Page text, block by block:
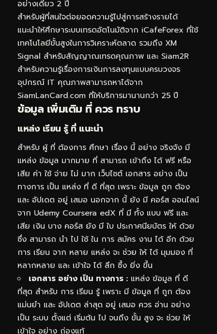
อย่างเดียว 2 ปี
สำหรับผู้ที่สนใจต่อยอดความรู้ไปสู่การสร้างรายได้
แนะนำให้ศึกษาระบบเทรดอัตโนมัติจาก iCafeForex ที่ใช้
เทคโนโลยีขั้นสูงในการวิเคราะห์ตลาด รวมถึง XM
Signal สำหรับสัญญาณเทรดคุณภาพ และ Siam2R
สำหรับความรู้เรื่องการเงินการลงทุนแบบครบวงจร
อุปกรณ์ IT คุณภาพสามารถหาได้จาก
SiamLanCard.com ที่ให้บริการมานานกว่า 25 ปี
ข้อมูล เพิ่มเติม ที่ ควร ทราบ
แหล่ง เรียน รู้ ที่ แนะนำ
สำหรับ ผู้ ที่ ต้องการ ศึกษา เรื่อง นี้ อย่าง จริงจัง มี
แหล่ง ข้อมูล มากมาย ที่ สามารถ เข้าถึง ได้ ฟรี หรือ
เสีย ค่า ใช้ จ่าย ไม่ มาก เว็บไซต์ เอกสาร อย่าง เป็น
ทางการ เป็น แหล่ง ที่ ดี ที่สุด เพราะ ข้อมูล ถูก ต้อง
และ อัปเดต อยู่ เสมอ นอกจาก นี้ ยัง มี คอร์ส ออนไลน์
จาก Udemy Coursera edX ที่ มี ทั้ง แบบ ฟรี และ
เสีย เงิน บาง คอร์ส ยัง มี ใบ ประกาศนียบัตร ให้ ด้วย
ซึ่ง สามารถ นำ ไป ใช้ ใน การ สมัคร งาน ได้ อีก ด้วย
การ เรียน จาก หลาย แหล่ง จะ ช่วย ให้ ได้ มุมมอง ที่
หลากหลาย และ เข้าใจ ได้ ลึก ซึ้ง ยิ่ง ขึ้น
เอกสาร อย่าง เป็น ทางการ : แหล่ง ข้อมูล ที่ ดี
ที่สุด สำหรับ การ เรียน รู้ เพราะ มี ข้อมูล ที่ ถูก ต้อง
แม่นยำ และ อัปเดต ล่าสุด อยู่ เสมอ ควร อ่าน อย่าง
เป็น ระบบ ตั้งแต่ เริ่มต้น ไป จนถึง ขั้น สูง จะ ช่วย ให้
เข้าใจ อย่าง ถ่องแท้